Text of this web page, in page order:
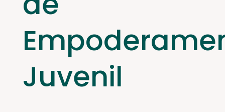
Juvenil